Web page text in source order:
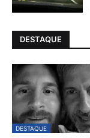
DESTAQUE
DESTAQUE